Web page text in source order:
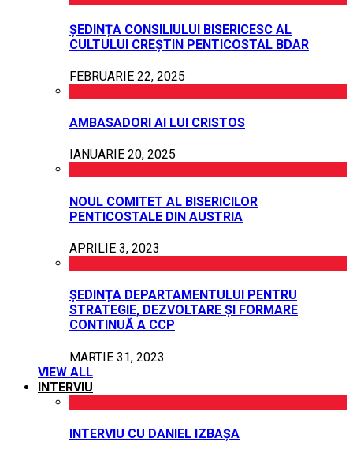
ȘEDINȚA CONSILIULUI BISERICESC AL
CULTULUI CREȘTIN PENTICOSTAL BDAR
FEBRUARIE 22, 2025
AMBASADORI AI LUI CRISTOS
IANUARIE 20, 2025
NOUL COMITET AL BISERICILOR
PENTICOSTALE DIN AUSTRIA
APRILIE 3, 2023
ȘEDINȚA DEPARTAMENTULUI PENTRU
STRATEGIE, DEZVOLTARE ȘI FORMARE
CONTINUĂ A CCP
MARTIE 31, 2023
VIEW ALL
INTERVIU
INTERVIU CU DANIEL IZBAȘA